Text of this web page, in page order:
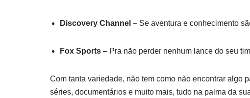
Discovery Channel – Se aventura e conhecimento
Fox Sports – Pra não perder nenhum lance do seu
Com tanta variedade, não tem como não encontrar algo
séries, documentários e muito mais, tudo na palma da